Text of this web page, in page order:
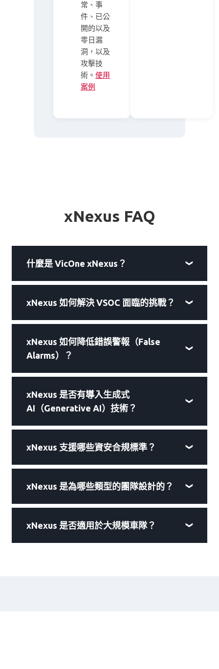
常、事
件、已公
開的以及
零日漏
洞，以及
攻擊技
術。 使用
案例
xNexus FAQ
什麼是 VicOne xNexus？
xNexus 如何解決 VSOC 面臨的挑戰？
xNexus 如何降低錯誤警報（False
Alarms）？
xNexus 是否有導入生成式
AI（Generative AI）技術？
xNexus 支援哪些資安合規標準？
xNexus 是為哪些類型的團隊設計的？
xNexus 是否適用於大規模車隊？